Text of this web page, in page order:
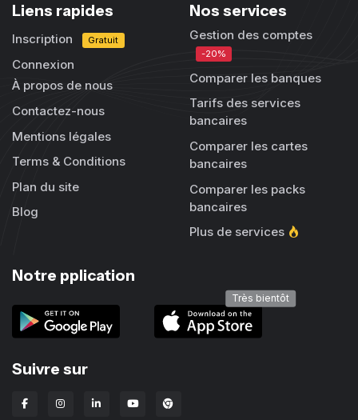
Liens rapides
Inscription Gratuit
Connexion
À propos de nous
Contactez-nous
Mentions légales
Terms & Conditions
Plan du site
Blog
Nos services
Gestion des comptes
-20%
Comparer les banques
Tarifs des services
bancaires
Comparer les cartes
bancaires
Comparer les packs
bancaires
Plus de services
Notre pplication
Très bientôt
Suivre sur
Extension Chrome Lbanka